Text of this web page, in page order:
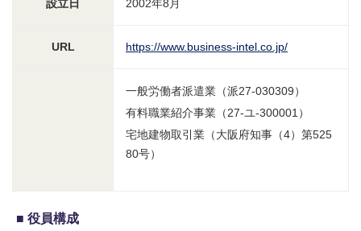
設立日 2002年8月
URL https://www.business-intel.co.jp/
一般労働者派遣業（派27-030309）
有料職業紹介事業（27-ユ-300001）
宅地建物取引業（大阪府知事（4）第525
80号）
役員構成